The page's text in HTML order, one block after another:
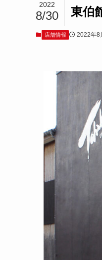
東伯
2022
8/30
店舗情報 2022年8